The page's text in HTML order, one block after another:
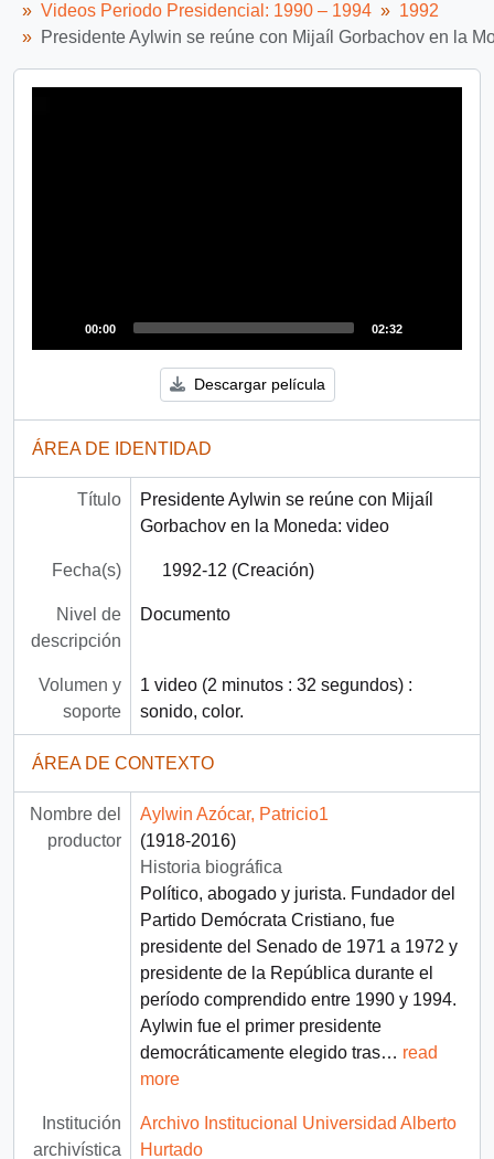
Videos Periodo Presidencial: 1990 – 1994
1992
Presidente Aylwin se reúne con Mijaíl Gorbachov en la
00:00 02:32
Descargar película
ÁREA DE IDENTIDAD
Título
Presidente Aylwin se reúne con Mijaíl
Gorbachov en la Moneda: video
Fecha(s) 1992-12 (Creación)
Nivel de
descripción
Documento
Volumen y
soporte
1 video (2 minutos : 32 segundos) :
sonido, color.
ÁREA DE CONTEXTO
Nombre del
productor
Aylwin Azócar, Patricio1
(1918-2016)
Historia biográfica
Político, abogado y jurista. Fundador del
Partido Demócrata Cristiano, fue
presidente del Senado de 1971 a 1972 y
presidente de la República durante el
período comprendido entre 1990 y 1994.
Aylwin fue el primer presidente
democráticamente elegido tras… read
more
Institución
archivística
Archivo Institucional Universidad Alberto
Hurtado